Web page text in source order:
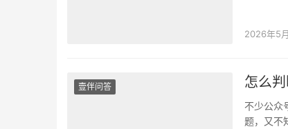
2026年5
壹伴问答 怎么
不少公众
题，又不